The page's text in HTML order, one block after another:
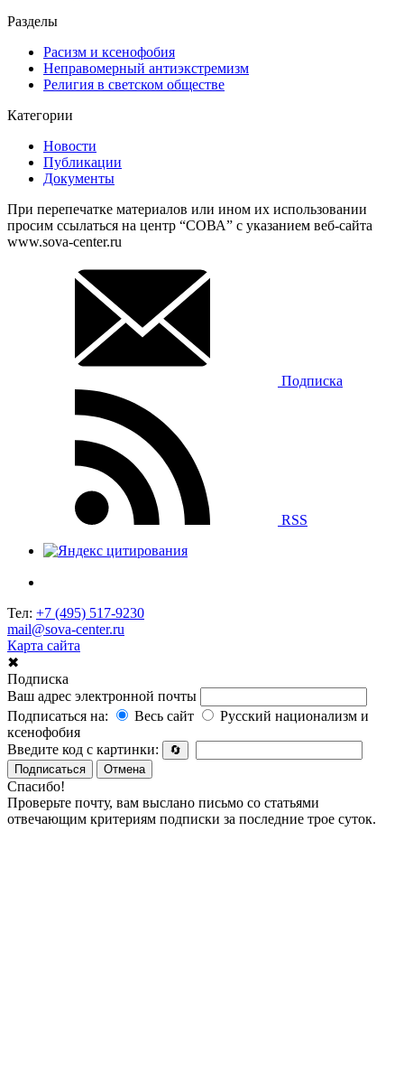
Разделы
Расизм и ксенофобия
Неправомерный антиэкстремизм
Религия в светском обществе
Категории
Новости
Публикации
Документы
При перепечатке материалов или ином их использовании
просим ссылаться на центр “СОВА” с указанием веб-сайта
www.sova-center.ru
Подписка
RSS
Тел: +7 (495) 517-9230
mail@sova-center.ru
Карта сайта
✖
Подписка
Ваш адрес электронной почты
Подписаться на:
Весь сайт
Русский национализм и
ксенофобия
Введите код с картинки:
🔄
Подписаться
Отмена
Спасибо!
Проверьте почту, вам выслано письмо со статьями
отвечающим критериям подписки за последние трое суток.